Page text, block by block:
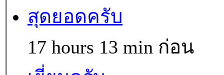
สุดยอดครับ
17 hours 13 min ก่อน